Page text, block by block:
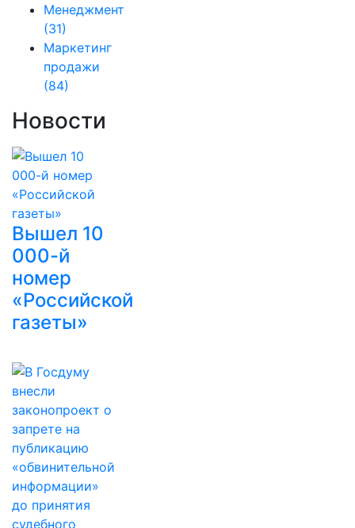
Менеджмент
(31)
Маркетинг
продажи
(84)
Новости
Вышел 10
000-й
номер
«Российской
газеты»